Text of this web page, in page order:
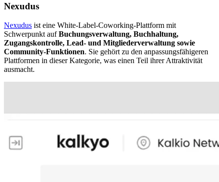
Nexudus
Nexudus ist eine White-Label-Coworking-Plattform mit
Schwerpunkt aufBuchungsverwaltung, Buchhaltung,
Zugangskontrolle, Lead- und Mitgliederverwaltung sowie
Community-Funktionen. Sie gehört zu den anpassungsfähigeren
Plattformen in dieser Kategorie, was einen Teil ihrer Attraktivität
ausmacht.